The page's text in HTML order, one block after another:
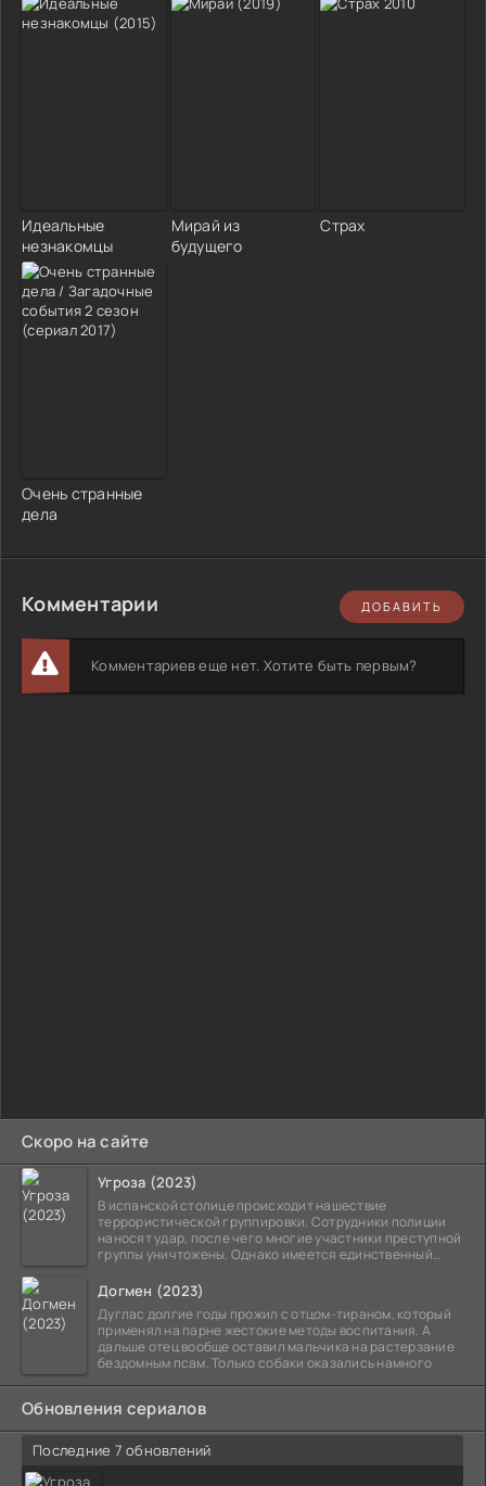
Скоро на сайте
Угроза (2023)
В испанской столице происходит нашествие
террористической группировки. Сотрудники полиции
наносят удар, после чего многие участники преступной
группы уничтожены. Однако имеется единственный
Догмен (2023)
Дуглас долгие годы прожил с отцом-тираном, который
применял на парне жестокие методы воспитания. А
дальше отец вообще оставил мальчика на растерзание
бездомным псам. Только собаки оказались намного
Обновления сериалов
Последние 7 обновлений
Идеальные
незнакомцы
Мирай из
будущего
Страх
Очень странные
дела
Комментарии ДОБАВИТЬ
Комментариев еще нет. Хотите быть первым?